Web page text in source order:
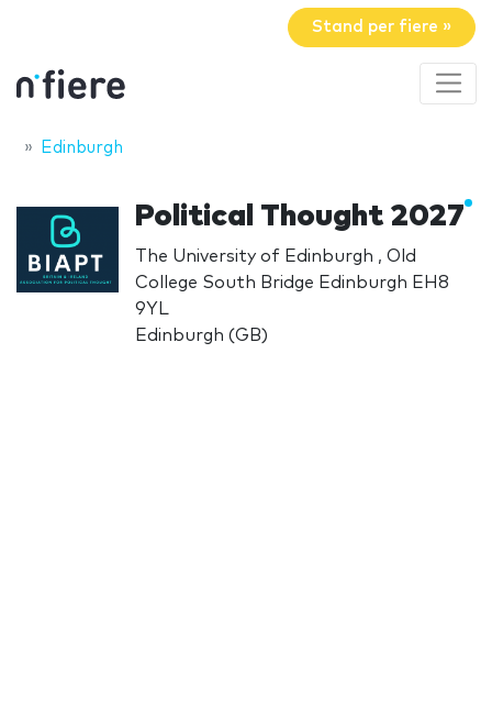
Stand per fiere »
Edinburgh
Political Thought 2027
The University of Edinburgh , Old
College South Bridge Edinburgh EH8
9YL
Edinburgh (GB)